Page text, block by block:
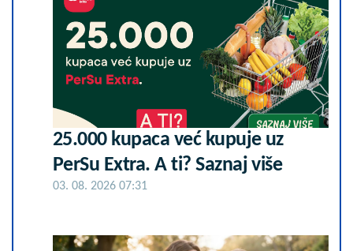
25.000 kupaca već kupuje uz
PerSu Extra. A ti? Saznaj više
03. 08. 2026 07:31